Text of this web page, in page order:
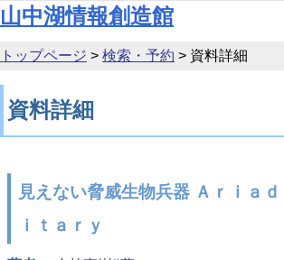
本文へ移動
山中湖情報創造館
トップページ > 検索・予約 > 資料詳細
資料詳細
見えない脅威生物兵器 Ａｒｉａ
ｉｔａｒｙ